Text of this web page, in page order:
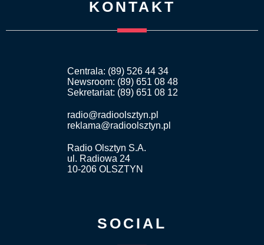
KONTAKT
Centrala: (89) 526 44 34
Newsroom: (89) 651 08 48
Sekretariat: (89) 651 08 12
radio@radioolsztyn.pl
reklama@radioolsztyn.pl
Radio Olsztyn S.A.
ul. Radiowa 24
10-206 OLSZTYN
SOCIAL